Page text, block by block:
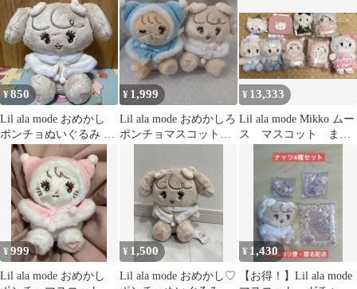
スフレ
¥850
Lil ala mode おめかし
ポンチョぬいぐるみ ナ
ッツ mikko
¥ 1,999
Lil ala mode おめかしろ
ポンチョマスコット
¥ 13,333
Lil ala mode Mikko ムー
ス マスコット まと
¥999
Lil ala mode おめかし
¥ 1,500
Lil ala mode おめかし♡
¥ 1,430
【お得！】Lil ala mode